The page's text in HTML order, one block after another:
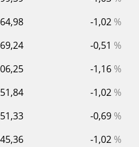
-1,02 %
-0,51 %
-1,16 %
-1,02 %
-0,69 %
-1,02 %